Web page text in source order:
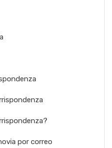
por correo